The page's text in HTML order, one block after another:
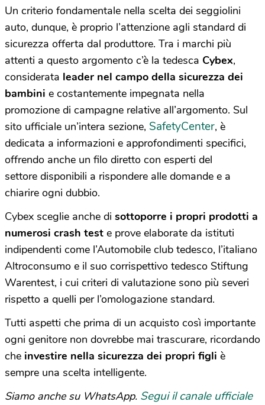
Un criterio fondamentale nella scelta dei seggiolini
auto, dunque, è proprio l’attenzione agli standard di
sicurezza offerta dal produttore. Tra i marchi più
attenti a questo argomento c’è la tedesca Cybex,
considerata leader nel campo della sicurezza dei
bambini e costantemente impegnata nella
promozione di campagne relative all’argomento. Sul
sito ufficiale un’intera sezione, SafetyCenter, è
dedicata a informazioni e approfondimenti specifici,
offrendo anche un filo diretto con esperti del
settore disponibili a rispondere alle domande e a
chiarire ogni dubbio.
Cybex sceglie anche di sottoporre i propri prodotti a
numerosi crash test e prove elaborate da istituti
indipendenti come l’Automobile club tedesco, l’italiano
Altroconsumo e il suo corrispettivo tedesco Stiftung
Warentest, i cui criteri di valutazione sono più severi
rispetto a quelli per l’omologazione standard.
Tutti aspetti che prima di un acquisto così importante
ogni genitore non dovrebbe mai trascurare, ricordando
che investire nella sicurezza dei propri figli è
sempre una scelta intelligente.
Siamo anche su WhatsApp. Segui il canale ufficiale